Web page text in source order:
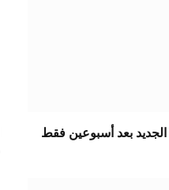
بعد أسبوعين فقط